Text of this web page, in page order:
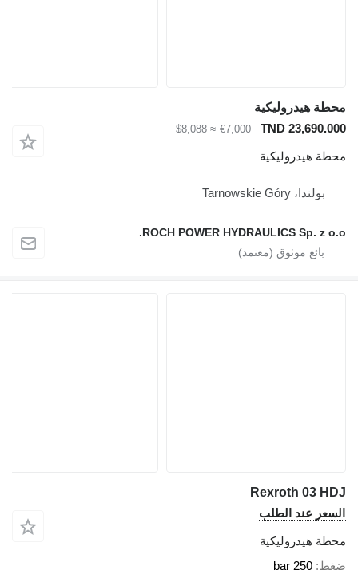
هيدروليكية
TND
€7,000
≈ $8,088
هيدروليكية
بولندا، Tarnowskie Góry
ROCH POWER HYDRAULICS Sp. z
Rexroth 03
عند الطلب
هيدروليكية
250 bar